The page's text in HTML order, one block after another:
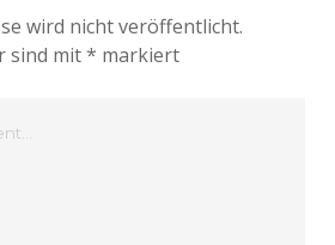
wird nicht veröffentlicht.
sind mit* markiert